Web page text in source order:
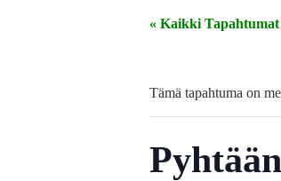
« Kaikki Tapahtumat
Tämä tapahtuma on